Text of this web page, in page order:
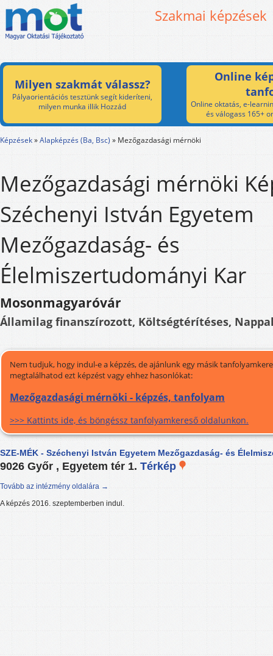
Szakmai képzések
Milyen szakmát válassz?
Pályaorientációs tesztünk segít kideríteni,
milyen munka illik Hozzád
Online
Online oktatás, e-
és válogass 165+
Képzések»Alapképzés (Ba, Bsc) » Mezőgazdasági mérnöki
Mezőgazdasági mérnöki
Széchenyi István Egyetem
Mezőgazdaság- és
Élelmiszertudományi Kar
Mosonmagyaróvár
Államilag finanszírozott, Költségtérítéses,
Nem tudjuk, hogy indul-e a képzés, de ajánlunk egy másik
megtalálhatod ezt képzést vagy ehhez hasonlókat:
Mezőgazdasági mérnöki - képzés, tanfolyam
>>> Kattints ide, és böngéssz tanfolyamkereső oldalunkon.
SZE-MÉK - Széchenyi István Egyetem Mezőgazdaság- és
9026 Győr , Egyetem tér 1. Térkép
Tovább az intézmény oldalára →
A képzés 2016. szeptemberben indul.